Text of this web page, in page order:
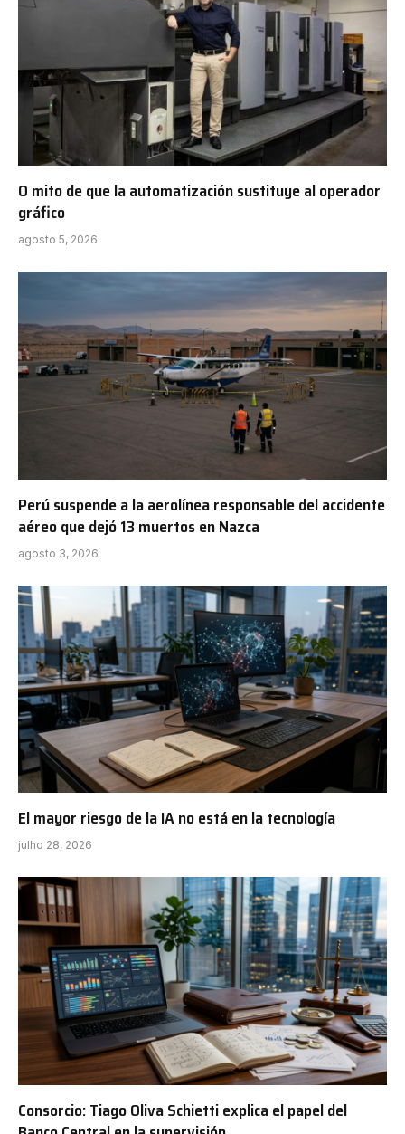
O mito de que la automatización sustituye al operador
gráfico
agosto 5, 2026
Perú suspende a la aerolínea responsable del accidente
aéreo que dejó 13 muertos en Nazca
agosto 3, 2026
El mayor riesgo de la IA no está en la tecnología
julho 28, 2026
Consorcio: Tiago Oliva Schietti explica el papel del